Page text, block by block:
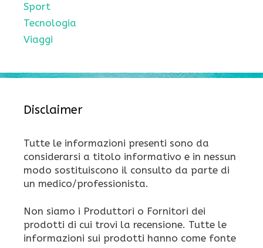
Sport
Tecnologia
Viaggi
Disclaimer
Tutte le informazioni presenti sono da
considerarsi a titolo informativo e in nessun
modo sostituiscono il consulto da parte di
un medico/professionista.
Non siamo i Produttori o Fornitori dei
prodotti di cui trovi la recensione. Tutte le
informazioni sui prodotti hanno come fonte